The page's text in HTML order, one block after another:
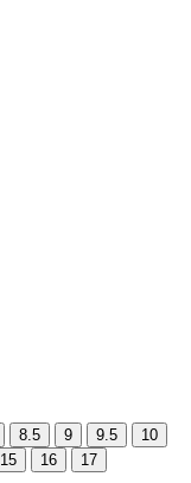
8.5 9 9.5
10
15 16
17